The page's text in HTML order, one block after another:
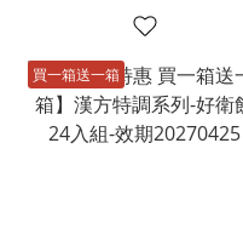
買一箱送一箱